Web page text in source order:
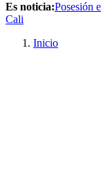
Es noticia:Posesión
Cali
Inicio